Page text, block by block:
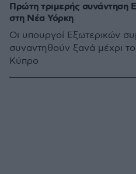
Πρώτη τριμερής συνάντηση
στη Νέα Υόρκη
Οι υπουργοί Εξωτερικών
συναντηθούν ξανά μέχρι
Κύπρο